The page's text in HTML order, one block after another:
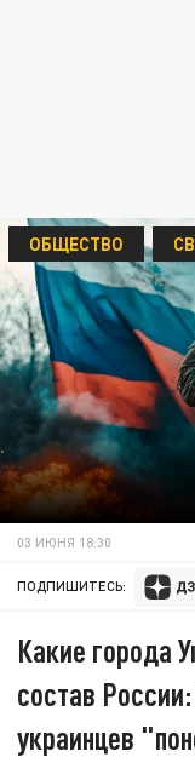
ОБЩЕСТВО
03 ИЮНЯ 18:30
ПОДПИШИТЕСЬ:
Какие города
состав
украинцев